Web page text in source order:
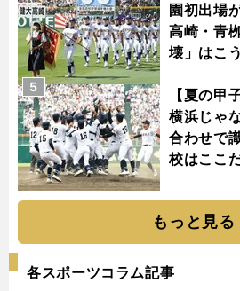
園初出場
高崎・青
壊」はこ
【夏の
横浜じゃ
合わせで
校はここ
5
もっと見る
各スポーツコラム記事